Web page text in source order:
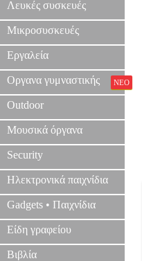
Λευκές συσκευές
Μικροσυσκευές
Εργαλεία
Οργανα γυμναστικής ΝΕΟ
Outdoor
Μουσικά όργανα
Security
Ηλεκτρονικά παιχνίδια
Gadgets • Παιχνίδια
Είδη γραφείου
Βιβλία